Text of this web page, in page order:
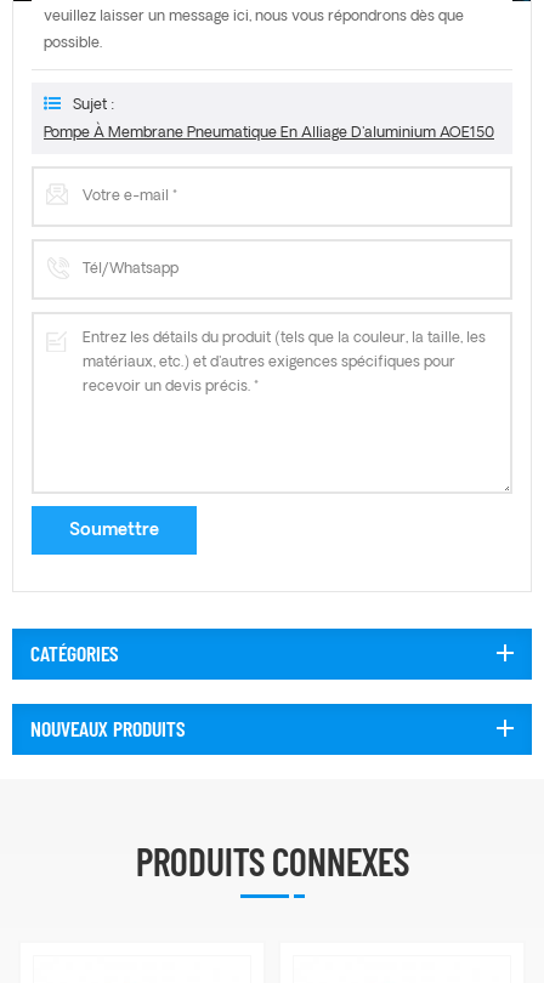
veuillez laisser un message ici, nous vous répondrons dès que
possible.
Sujet :
Pompe À Membrane Pneumatique En Alliage D'aluminium AOE150
CATÉGORIES
NOUVEAUX PRODUITS
PRODUITS CONNEXES